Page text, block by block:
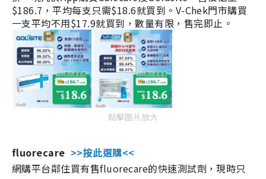
$186.7，平均每支只需$18.6就買到。V-Chek門市購買
一支平均不用$17.9就買到，數量有限，售完即止。
點擊圖片放大
fluorecare >>按此選購<<
網購平台鄰住買有售fluorecare的快速測試劑，現時只